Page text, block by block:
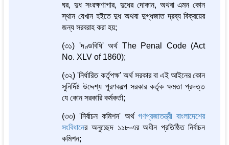
ঘর, দুধ সংরক্ষণাগার, দুধের দোকান, অথবা এমন কোন
স্থান যেখান হইতে দুধ অথবা দুগ্ধজাত দ্রব্য বিক্রয়ের
জন্য সরবরাহ করা হয়;
(৩১) 'দণ্ডবিধি' অর্থ The Penal Code (Act
No. XLV of 1860);
(৩২) 'নির্ধারিত কর্তৃপক্ষ' অর্থ সরকার বা এই আইনের কোন
সুনির্দিষ্ট উদ্দেশ্য পূরণকল্পে সরকার কর্তৃক ক্ষমতা প্রদত্ত
যে কোন সরকারি কর্মকর্তা;
(৩৩) 'নির্বাচন কমিশন' অর্থগণপ্রজাতন্ত্রী বাংলাদেশের
সংবিধানের অনুচ্ছেদ ১১৮-এর অধীন প্রতিষ্ঠিত নির্বাচন
কমিশন;